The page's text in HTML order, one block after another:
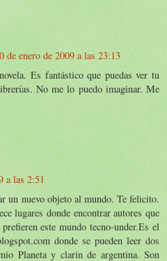
de enero de 2009 a las 23:13
Es fantástico que puedas ver tu
No me lo puedo imaginar. Me
a las 2:51
un nuevo objeto al mundo. Te felicito.
lugares donde encontrar autores que
este mundo tecno-under.Es el
donde se pueden leer dos
Planeta y clarin de argentina. Son